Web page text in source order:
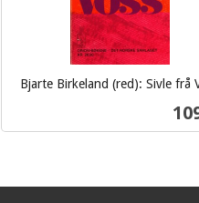
Bjarte Birkeland (red): Sivle frå